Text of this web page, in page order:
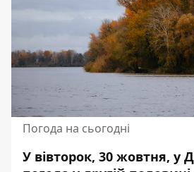
Погода на сьогодні
У вівторок, 30 жовтня, у